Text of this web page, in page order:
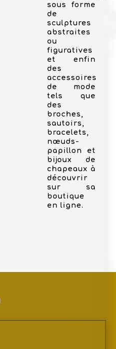
sous forme
de
sculptures
abstraites
ou
figuratives
et enfin
des
accessoires
de mode
tels que
des
broches,
sautoirs,
bracelets,
nœuds-
papillon et
bijoux de
chapeaux à
découvrir
sur sa
boutique
en ligne.